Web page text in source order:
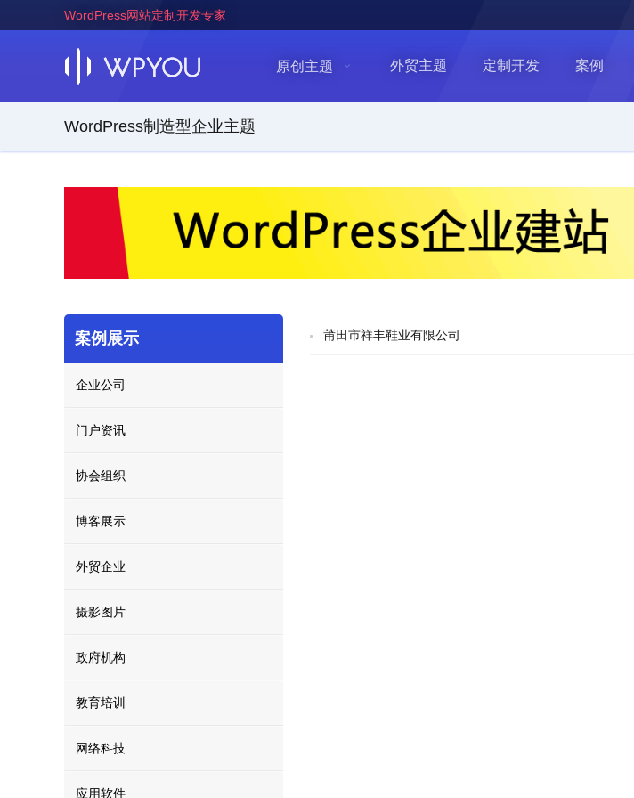
WordPress网站定制开发专家
原创主题 外贸主题 定制开发 案例
WordPress制造型企业主题
莆田市祥丰鞋业有限公司
案例展示
企业公司
门户资讯
协会组织
博客展示
外贸企业
摄影图片
政府机构
教育培训
网络科技
应用软件